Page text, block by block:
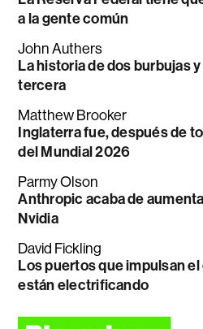
a la gente común
John Authers
La historia de dos burbujas
tercera
Matthew Brooker
Inglaterra fue, después de
del Mundial 2026
Parmy Olson
Anthropic acaba de
Nvidia
David Fickling
Los puertos que impulsan
están electrificando